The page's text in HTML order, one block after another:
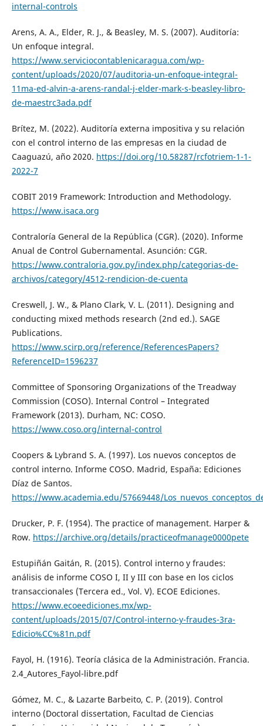
internal-controls
Arens, A. A., Elder, R. J., & Beasley, M. S. (2007). Auditoría:
Un enfoque integral.
https://www.serviciocontablenicaragua.com/wp-
content/uploads/2020/07/auditoria-un-enfoque-integral-
11ma-ed-alvin-a-arens-randal-j-elder-mark-s-beasley-libro-
de-maestrc3ada.pdf
Brítez, M. (2022). Auditoría externa impositiva y su relación
con el control interno de las empresas en la ciudad de
Caaguazú, año 2020. https://doi.org/10.58287/rcfotriem-1-1-
2022-7
COBIT 2019 Framework: Introduction and Methodology.
https://www.isaca.org
Contraloría General de la República (CGR). (2020). Informe
Anual de Control Gubernamental. Asunción: CGR.
https://www.contraloria.gov.py/index.php/categorias-de-
archivos/category/4512-rendicion-de-cuenta
Creswell, J. W., & Plano Clark, V. L. (2011). Designing and
conducting mixed methods research (2nd ed.). SAGE
Publications.
https://www.scirp.org/reference/ReferencesPapers?
ReferenceID=1596237
Committee of Sponsoring Organizations of the Treadway
Commission (COSO). Internal Control – Integrated
Framework (2013). Durham, NC: COSO.
https://www.coso.org/internal-control
Coopers & Lybrand S. A. (1997). Los nuevos conceptos de
control interno. Informe COSO. Madrid, España: Ediciones
Díaz de Santos.
https://www.academia.edu/57669448/
Drucker, P. F. (1954). The practice of management. Harper &
Row. https://archive.org/details/practiceofmanage0000pete
Estupiñán Gaitán, R. (2015). Control interno y fraudes:
análisis de informe COSO I, II y III con base en los ciclos
transaccionales (Tercera ed., Vol. V). ECOE Ediciones.
https://www.ecoeediciones.mx/wp-
content/uploads/2015/07/Control-interno-y-fraudes-3ra-
Edicio%CC%81n.pdf
Fayol, H. (1916). Teoría clásica de la Administración. Francia.
2.4_Autores_Fayol-libre.pdf
Gómez, M. C., & Lazarte Barbeito, C. P. (2019). Control
interno (Doctoral dissertation, Facultad de Ciencias